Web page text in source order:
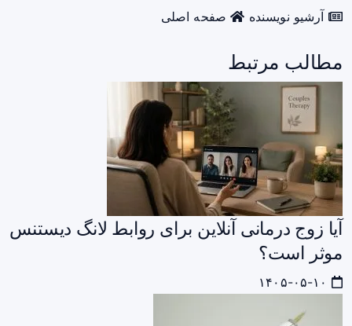
آرشیو نویسنده صفحه اصلی
مطالب مرتبط
آیا زوج درمانی آنلاین برای روابط لانگ دیستنس
موثر است؟